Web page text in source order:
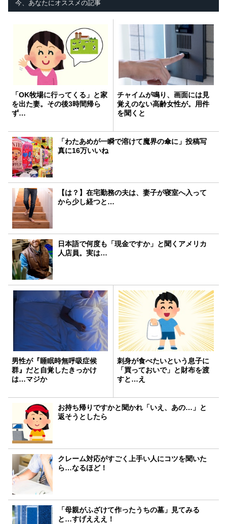
今、あなたにオススメの記事
「OK牧場に行ってくる」と家
を出た妻。その後3時間帰ら
ず…
チャイムが鳴り、画面には見
覚えのない高齢女性が。用件
を聞くと
「わたあめが一瞬で溶けて魔界の傘に」投稿写
真に16万いいね
【は？】在宅勤務の夫は、妻子が寝室へ入って
から少し経つと…
日本語で何度も「現金ですか」と聞くアメリカ
人店員。実は…
男性が『睡眠時無呼吸症候
群』だと自覚したきっかけ
は…マジか
刺身が食べたいという息子に
「買っておいで」と財布を渡
すと…え
お持ち帰りですかと聞かれ「いえ、あの…」と
返そうとしたら
クレーム対応がすごく上手い人にコツを聞いた
ら…なるほど！
「母親がふざけて作ったうちの墓」見てみる
と…すげえええ！